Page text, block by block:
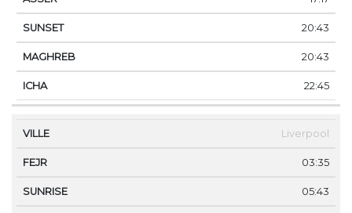
20:43
20:43
22:45
Liverpool
03:35
05:43